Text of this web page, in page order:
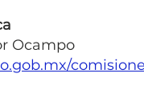
Ocampo